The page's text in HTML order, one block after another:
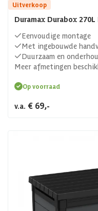
Uitverkoop
Duramax Durabox
Eenvoudige montage
Met ingebouwde
Duurzaam en
Meer afmetingen
Op voorraad
v.a. € 69,-